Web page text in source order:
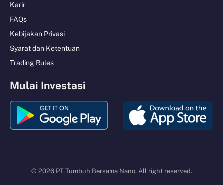
Karir
FAQs
Kebijakan Privasi
Syarat dan Ketentuan
Trading Rules
Mulai Investasi
© 2026 PT Tumbuh Bersama Nano. All right reserved.